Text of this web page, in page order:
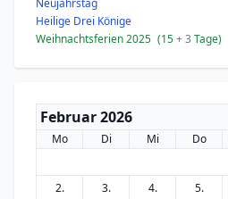
Neujahrstag
Heilige Drei Könige
Weihnachtsferien 2025 (15+ 3 Tage)
Februar 2026
Mo Di Mi Do
2.
3. 4. 5.